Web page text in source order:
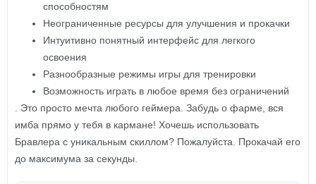
способностям
Неограниченные ресурсы для улучшения и прокачки
Интуитивно понятный интерфейс для легкого
освоения
Разнообразные режимы игры для тренировки
Возможность играть в любое время без ограничений
. Это просто мечта любого геймера. Забудь о фарме, вся
имба прямо у тебя в кармане! Хочешь использовать
Бравлера с уникальным скиллом? Пожалуйста. Прокачай его
до максимума за секунды.